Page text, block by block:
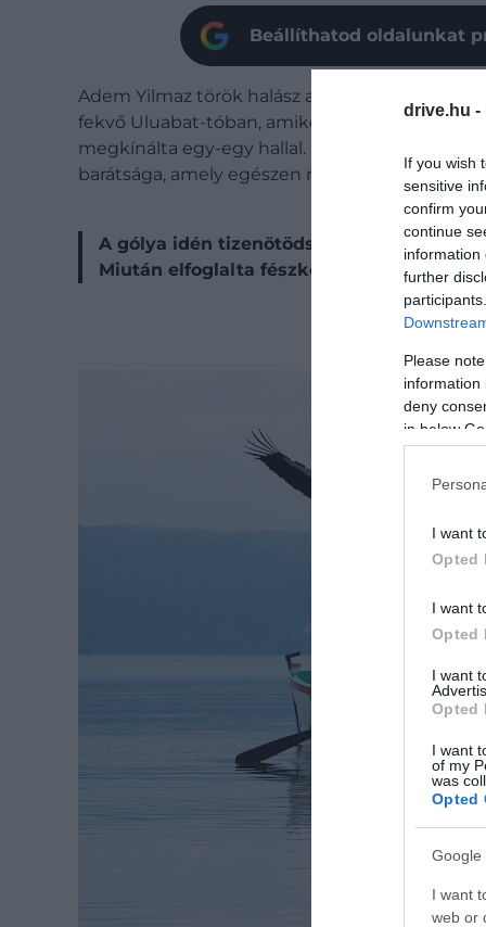
drive.hu -
If you wish
sensitive
confirm
continue
information
further
Please
information
deny
in below
I want
Opted
I want
Opted
I want
Opted
I want
of my
was
Opted
Google
I want
web or
Beállíthatod oldalunkat
Adem Yilmaz török halász annak idején éppen
fekvő Uluabat-tóban, amikor leszállt mellé egy
megkínálta egy-egy hallal. Itt kezdődött a
barátsága, amely egészen napjainkig tart.
A gólya idén tizenötödször tért vissza
Miután elfoglalta fészkét, rögtön